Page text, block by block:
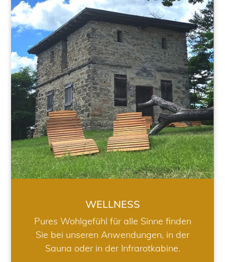
WELLNESS
WELLNESS
Pures Wohlgefühl für alle Sinne finden
Sie bei unseren Anwendungen, in der
Sauna oder in der Infrarotkabine.